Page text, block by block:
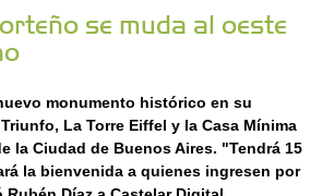
se muda al oeste
monumento histórico en su
La Torre Eiffel y la Casa Mínima
la Ciudad de Buenos Aires. "Tendrá 15
la bienvenida a quienes ingresen por